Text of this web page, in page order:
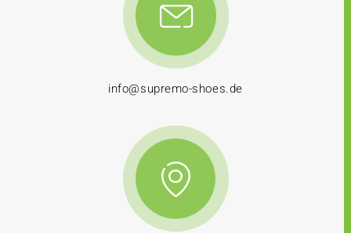
info@supremo-shoes.de